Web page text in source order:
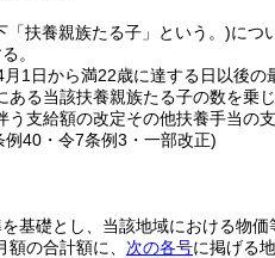
「扶養親族たる子」という。)につ
。
1日から満22歳に達する日以後
る当該扶養親族たる子の数を乗
支給額の改定その他扶養手当の
40・令7条例3・一部改正)
基礎とし、当該地域における物
の合計額に、 次の各号に掲げる